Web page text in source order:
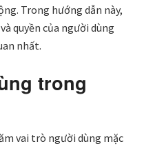
Trong hướng dẫn này,
quyền của người dùng
nhất.
trong
vai trò người dùng mặc